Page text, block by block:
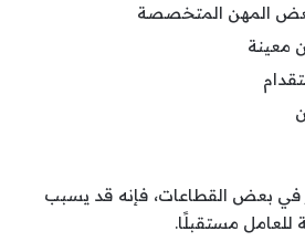
المهن المتخصصة
معينة
في بعض القطاعات، فإنه قد يسبب
للعامل مستقبلًا.